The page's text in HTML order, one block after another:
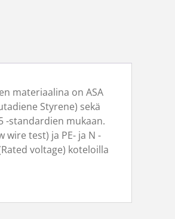
materiaalina on ASA
Styrene) sekä
-standardien mukaan.
wire test) ja PE- ja N -
voltage) koteloilla